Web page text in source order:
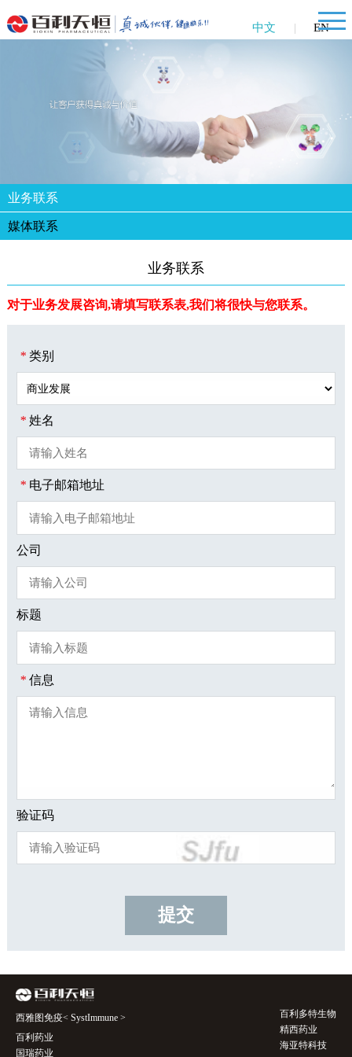
中文 | EN
业务联系
媒体联系
业务联系
对于业务发展咨询,请填写联系表,我们将很快与您联系。
* 类别
* 姓名
* 电子邮箱地址
公司
标题
* 信息
验证码
提交
西雅图免疫< SystImmune >
百利药业
国瑞药业
百利多特生物
精西药业
海亚特科技